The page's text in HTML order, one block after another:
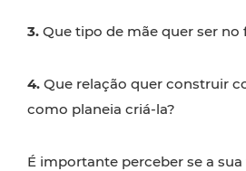
3. Que tipo de mãe quer ser no
4. Que relação quer construir
como planeia criá-la?
É importante perceber se a sua